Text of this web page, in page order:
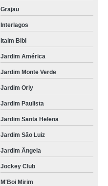
Grajau
Interlagos
Itaim Bibi
Jardim América
Jardim Monte Verde
Jardim Orly
Jardim Paulista
Jardim Santa Helena
Jardim São Luiz
Jardim Ângela
Jockey Club
M'Boi Mirim